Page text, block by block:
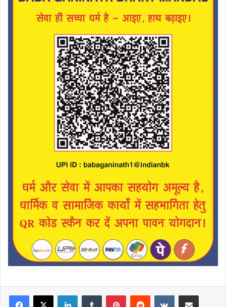
LinkedInTumblr PinterestReddit VKontakteShare via Email